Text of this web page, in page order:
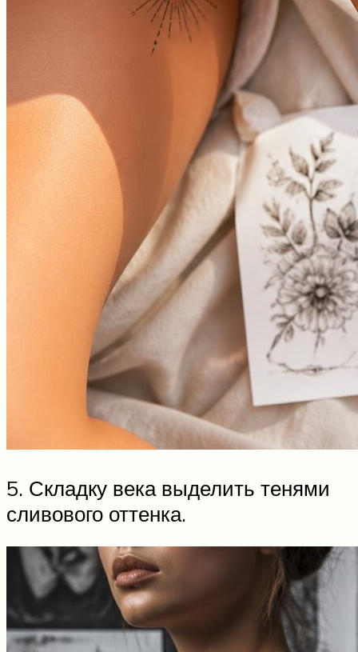
5. Складку века выделить тенями
сливового оттенка.